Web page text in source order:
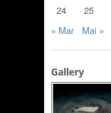
24
25
« Mar
Mai »
Gallery